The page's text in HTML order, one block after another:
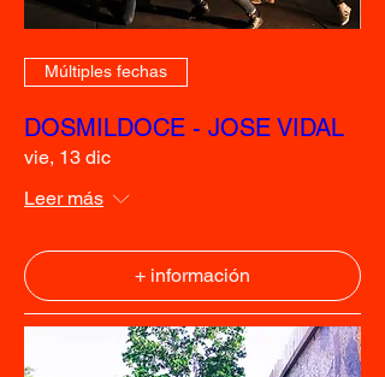
Múltiples fechas
DOSMILDOCE - JOSE VIDAL
vie, 13 dic
Leer más
+ información